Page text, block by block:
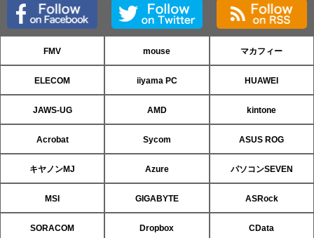
FMV mouse マカフィー
ELECOM iiyama PC HUAWEI
JAWS-UG AMD kintone
Acrobat Sycom ASUS ROG
キヤノンMJ Azure パソコンSEVEN
MSI GIGABYTE ASRock
SORACOM Dropbox CData